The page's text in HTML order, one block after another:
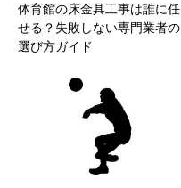
体育館の床金具工事は誰に任
せる？失敗しない専門業者の
選び方ガイド